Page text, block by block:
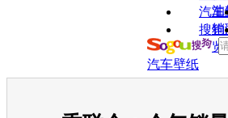
油
汽车
销
搜狗
览
汽车壁纸